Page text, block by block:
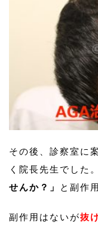
その後、診察室に
く院長先生でした
せんか？」
と副作
副作用はないが抜